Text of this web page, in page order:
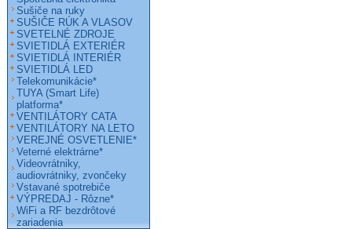
Sušiče na ruky
SUŠIČE RÚK A VLASOV
SVETELNÉ ZDROJE
SVIETIDLÁ EXTERIÉR
SVIETIDLÁ INTERIÉR
SVIETIDLÁ LED
Telekomunikácie*
TUYA (Smart Life)
platforma*
VENTILÁTORY CATA
VENTILÁTORY NA LETO
VEREJNÉ OSVETLENIE*
Veterné elektrárne*
Videovrátniky,
audiovrátniky, zvončeky
Vstavané spotrebiče
VÝPREDAJ - Rôzne*
WiFi a RF bezdrôtové
zariadenia